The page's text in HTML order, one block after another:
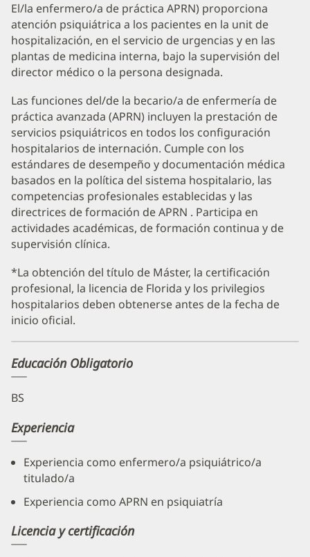
El/la enfermero/a de práctica APRN) proporciona
atención psiquiátrica a los pacientes en la unit de
hospitalización, en el servicio de urgencias y en las
plantas de medicina interna, bajo la supervisión del
director médico o la persona designada.
Las funciones del/de la becario/a de enfermería de
práctica avanzada (APRN) incluyen la prestación de
servicios psiquiátricos en todos los configuración
hospitalarios de internación. Cumple con los
estándares de desempeño y documentación médica
basados ​​en la política del sistema hospitalario, las
competencias profesionales establecidas y las
directrices de formación de APRN . Participa en
actividades académicas, de formación continua y de
supervisión clínica.
*La obtención del título de Máster, la certificación
profesional, la licencia de Florida y los privilegios
hospitalarios deben obtenerse antes de la fecha de
inicio oficial.
Educación Obligatorio
BS
Experiencia
Experiencia como enfermero/a psiquiátrico/a
titulado/a
Experiencia como APRN en psiquiatría
Licencia y certificación